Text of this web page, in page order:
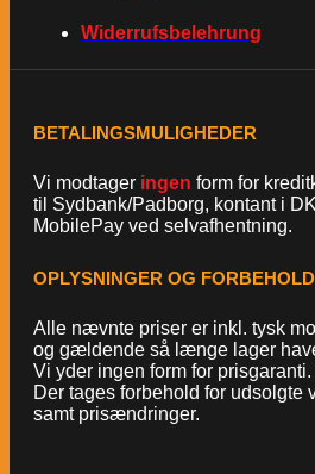
Widerrufsbelehrung
BETALINGSMULIGHEDER
Vi modtager ingen form for
til Sydbank/Padborg, kontant i
MobilePay ved selvafhentning.
OPLYSNINGER OG FORBEHOLD
Alle nævnte priser er inkl. tysk
og gældende så længe lager
Vi yder ingen form for prisgaranti.
Der tages forbehold for udsolgte
samt prisændringer.